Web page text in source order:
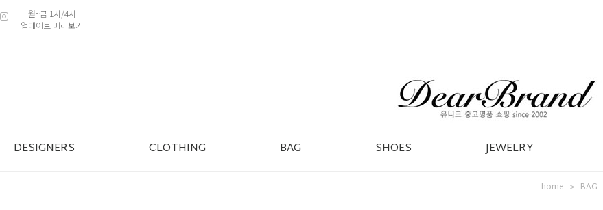
월~금 1시/4시
업데이트 미리보기
DESIGNERS CLOTHING BAG SHOES JEWELRY
home > BAG